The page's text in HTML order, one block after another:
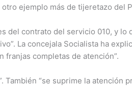
ejemplo más de tijeretazo del
del contrato del servicio 010, y lo
La concejala Socialista ha
completas de atención”.
“se suprime la atención